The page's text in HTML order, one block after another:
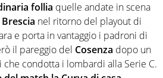
follia quelle andate in scena
Brescia nel ritorno del playout di
e porta in vantaggio i padroni di
il pareggio del Cosenza dopo un
condotta i lombardi alla Serie C.